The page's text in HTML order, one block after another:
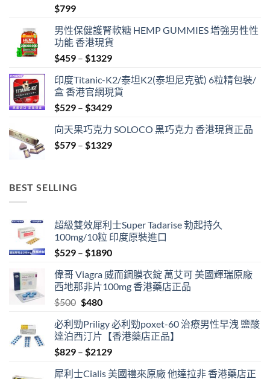
評分
滿分 5
$799
男性保健護腎軟糖 HEMP GUMMIES 增強男性性
功能 香港現貨
$459 – $1329Price
$459
through
$1329
印度Titanic-K2/泰坦K2(泰坦尼克號) 6粒精包裝/
盒 香港官網現貨
$529 – $3429Price
$529
through
向天果巧克力 SOLOCO 黑巧克力 香港現貨正品
$579 – $1329Price
BEST SELLING
超級雙效犀利士Super Tadarise 勃起持久
100mg/10粒 印度原裝進口
$529 – $1890Price
$529
through
偉哥 Viagra 威而鋼膜衣錠 萬艾可 美國輝瑞原廠
西地那非片100mg 香港藥店正品
$500 Original
was:
$500.
$480Current
is:
$480.
必利勁Priligy 必利勁poxet-60 治療男性早洩 鹽酸
達泊西汀片【香港藥店正品】
$829 – $2129Price
$829
犀利士Cialis 美國禮來原廠 他達拉非 香港藥店正